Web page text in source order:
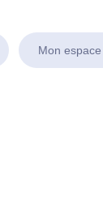
Mon espace